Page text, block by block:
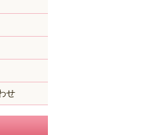
せ